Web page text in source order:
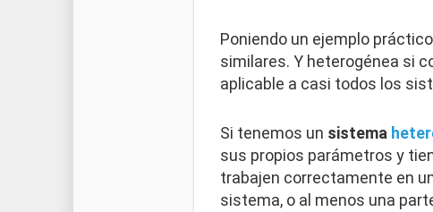
Poniendo un ejemplo
similares. Y heterogénea si
aplicable a casi todos los
Si tenemos un sistema
sus propios parámetros y
trabajen correctamente en
sistema, o al menos una